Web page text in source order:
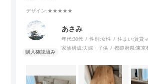
デザイン:★★★★★
あさみ
年代:30代 性別:女性 住まい:賃貸
家族構成:夫婦・子供 都道府県:東京